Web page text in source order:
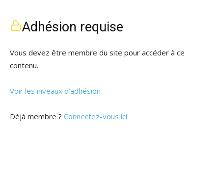
Adhésion requise
Vous devez être membre du site pour accéder à ce
contenu.
Voir les niveaux d’adhésion
Déjà membre ? Connectez-vous ici